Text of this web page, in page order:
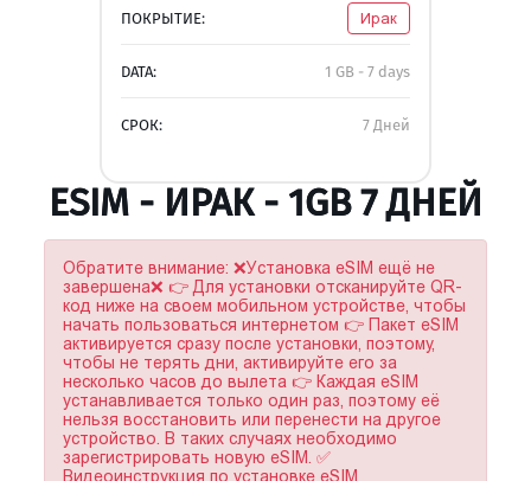
ПОКРЫТИЕ: Ирак
DATA: 1 GB - 7 days
СРОК: 7 Дней
ESIM - ИРАК - 1GB 7 ДНЕЙ
Обратите внимание: ❌Установка eSIM ещё не
завершена❌ 👉 Для установки отсканируйте QR-
код ниже на своем мобильном устройстве, чтобы
начать пользоваться интернетом 👉 Пакет eSIM
активируется сразу после установки, поэтому,
чтобы не терять дни, активируйте его за
несколько часов до вылета 👉 Каждая eSIM
устанавливается только один раз, поэтому её
нельзя восстановить или перенести на другое
устройство. В таких случаях необходимо
зарегистрировать новую eSIM. ✅
Видеоинструкция по установке eSIM